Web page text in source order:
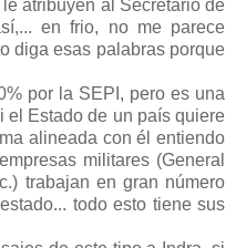
atribuyen al Secretario de
en frio, no me parece
diga esas palabras porque
por la SEPI, pero es una
el Estado de un país quiere
alineada con él entiendo
militares (General
trabajan en gran número
todo esto tiene sus